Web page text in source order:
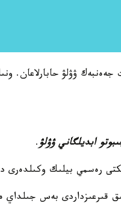
جەەنبەك ۋۋلۋ حابارلاعان.
ابديلگاني ۋۋلۋ.
رەسمي بيلىك وكىلدەرى
ەتنيكالىق قىرعىزداردى بەس